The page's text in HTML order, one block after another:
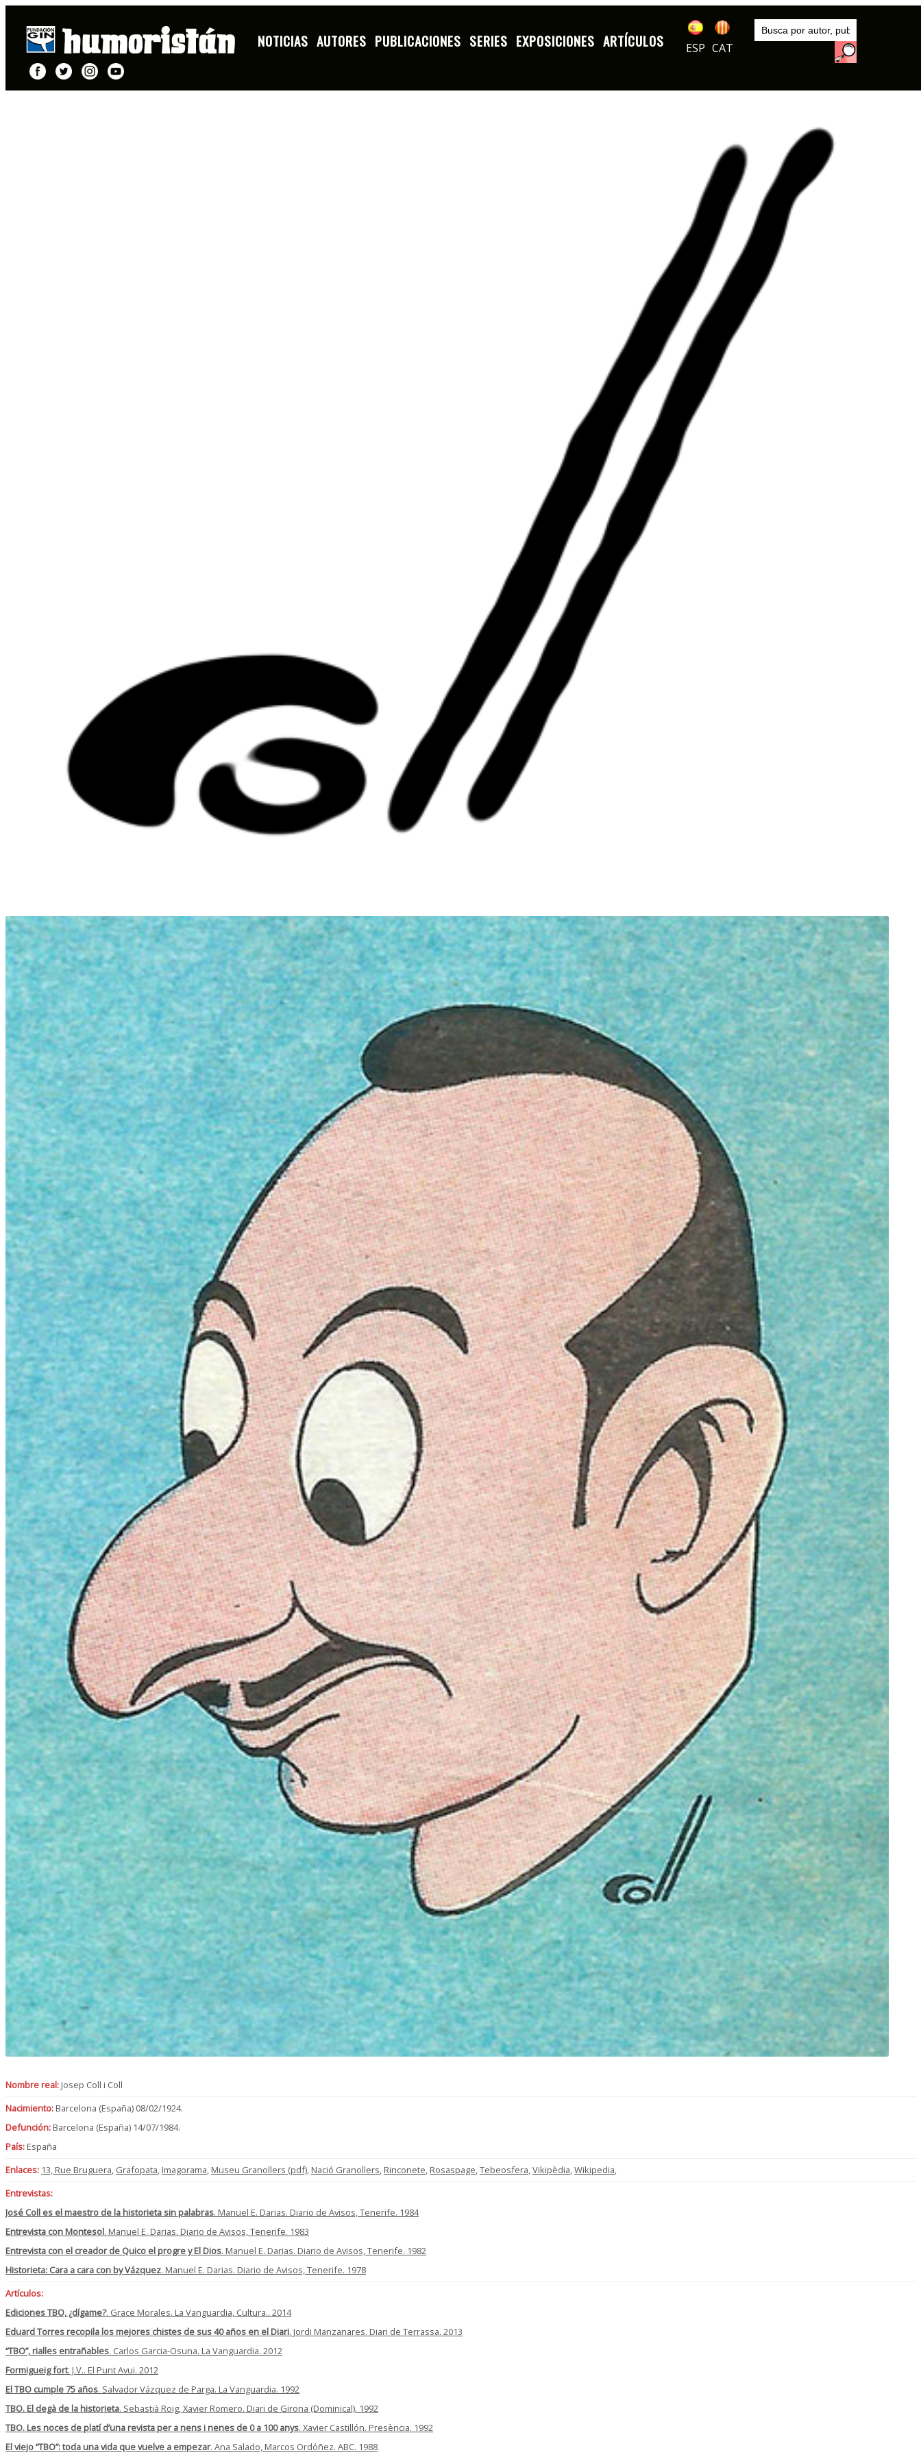
NOTICIAS AUTORES PUBLICACIONES SERIES EXPOSICIONES ARTÍCULOS ESP CAT
FICHA DIBUJOS
Nombre real: Josep Coll i Coll
Nacimiento: Barcelona (España) 08/02/1924.
Defunción: Barcelona (España) 14/07/1984.
País: España
Enlaces: 13, Rue Bruguera, Grafopata, Imagorama, Museu Granollers (pdf), Nació Granollers, Rinconete, Rosaspage,Tebeosfera,Vikipèdia,Wikipedia,
Entrevistas:
José Coll es el maestro de la historieta sin palabras. Manuel E. Darias. Diario de Avisos, Tenerife. 1984
Entrevista con Montesol. Manuel E. Darias. Diario de Avisos, Tenerife. 1983
Entrevista con el creador de Quico el progre y El Dios. Manuel E. Darias. Diario de Avisos, Tenerife. 1982
Historieta: Cara a cara con by Vázquez. Manuel E. Darias. Diario de Avisos, Tenerife. 1978
Artículos:
Ediciones TBO, ¿dígame?. Grace Morales. La Vanguardia, Cultura.. 2014
Eduard Torres recopila los mejores chistes de sus 40 años en el Diari. Jordi Manzanares. Diari de Terrassa. 2013
“TBO”, rialles entrañables. Carlos Garcia-Osuna. La Vanguardia. 2012
Formigueig fort. J.V.. El Punt Avui. 2012
El TBO cumple 75 años. Salvador Vázquez de Parga. La Vanguardia. 1992
TBO. El degà de la historieta. Sebastià Roig, Xavier Romero. Diari de Girona (Dominical). 1992
TBO. Les noces de platí d’una revista per a nens i nenes de 0 a 100 anys. Xavier Castillón. Presència. 1992
El viejo “TBO”: toda una vida que vuelve a empezar. Ana Salado, Marcos Ordóñez. ABC. 1988